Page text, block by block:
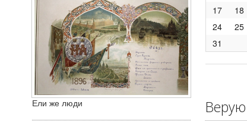
Ели же люди
17
18
24
25
31
Верую